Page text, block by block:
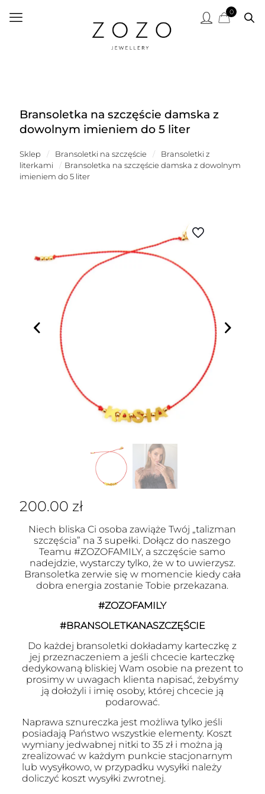
0
Bransoletka na szczęście damska z
dowolnym imieniem do 5 liter
Sklep / Bransoletki na szczęście /
Bransoletki z
literkami
/ Bransoletka na szczęście damska z dowolnym
imieniem do 5 liter
200.00 zł
Niech bliska Ci osoba zawiąże Twój „talizman
szczęścia” na 3 supełki. Dołącz do naszego
Teamu #ZOZOFAMILY, a szczęście samo
nadejdzie, wystarczy tylko, że w to uwierzysz.
Bransoletka zerwie się w momencie kiedy cała
dobra energia zostanie Tobie przekazana.
#ZOZOFAMILY
#BRANSOLETKANASZCZĘŚCIE
Do każdej bransoletki dokładamy karteczkę z
jej przeznaczeniem a jeśli chcecie karteczkę
dedykowaną bliskiej Wam osobie na prezent to
prosimy w uwagach klienta napisać, żebyśmy
ją dołożyli i imię osoby, której chcecie ją
podarować.
Naprawa sznureczka jest możliwa tylko jeśli
posiadają Państwo wszystkie elementy. Koszt
wymiany jedwabnej nitki to 35 zł i można ją
zrealizować w każdym punkcie stacjonarnym
lub wysyłkowo, w przypadku wysyłki należy
doliczyć koszt wysyłki zwrotnej.